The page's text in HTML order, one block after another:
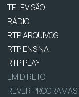
TELEVISÃO
RÁDIO
RTP ARQUIVOS
RTP ENSINA
RTP PLAY
EM DIRETO
REVER PROGRAMAS